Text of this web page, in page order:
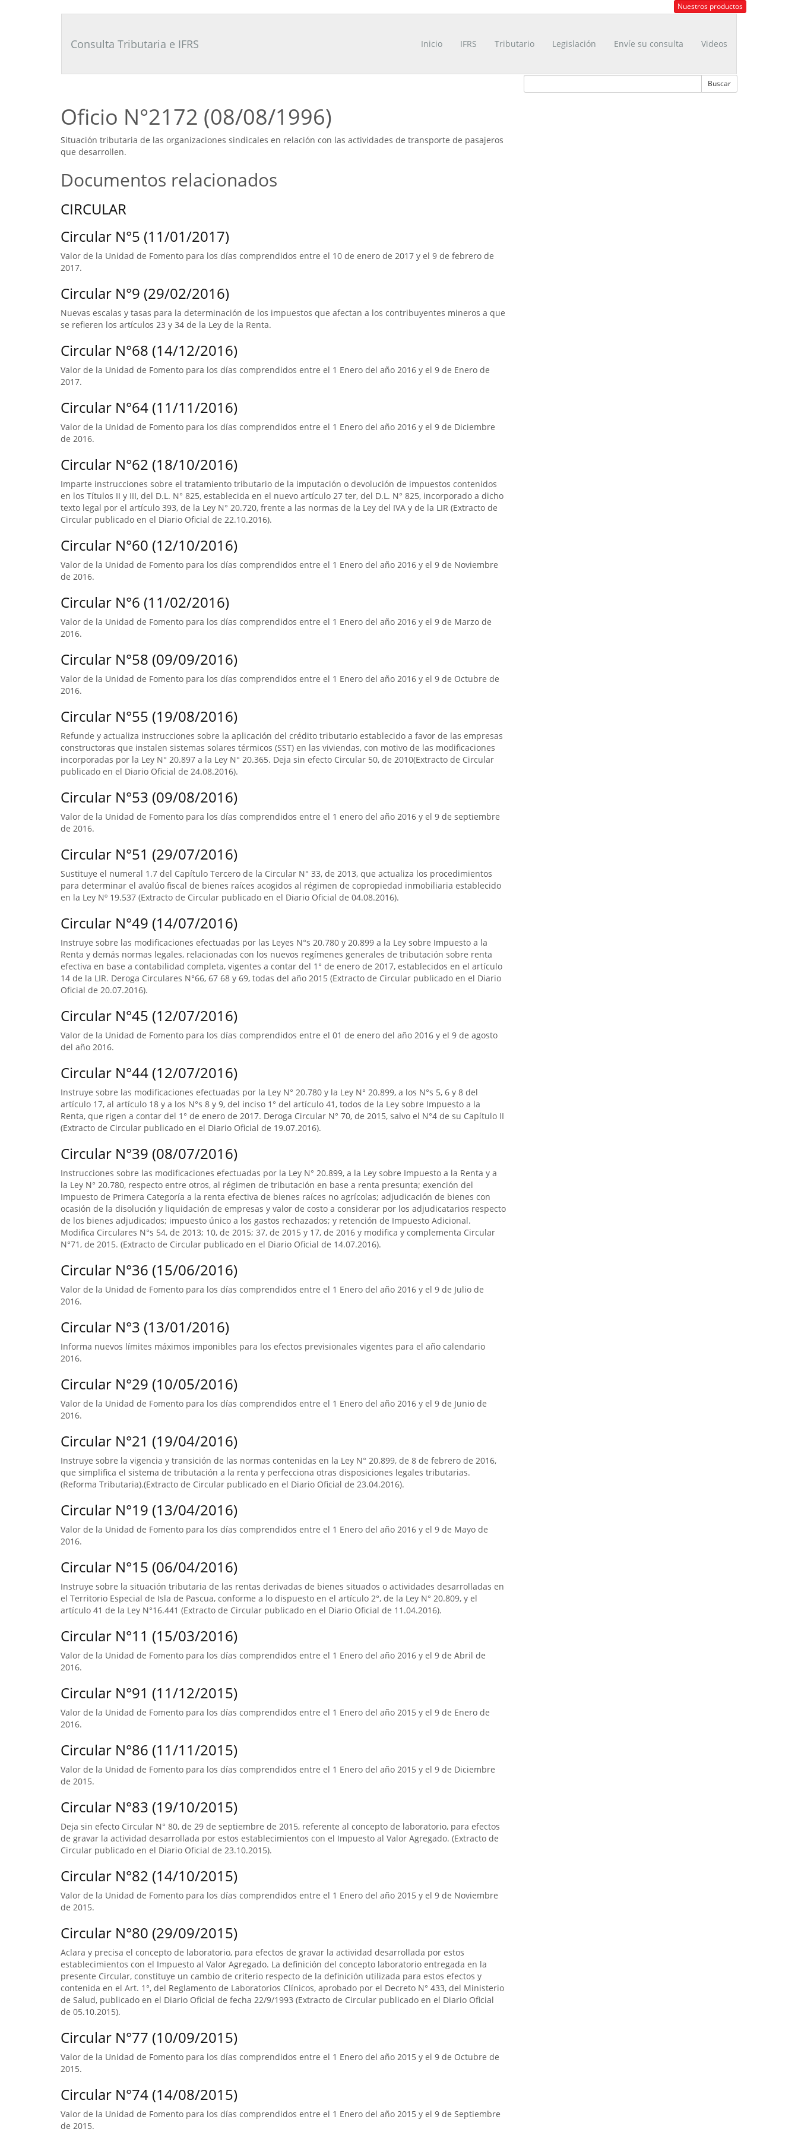
Tributario
Nuestros productos
Consulta Tributaria e IFRS Inicio IFRS Tributario Legislación Envíe su consulta Videos
Oficio N°2172 (08/08/1996)
Situación tributaria de las organizaciones sindicales en relación con las actividades de transporte de pasajeros
que desarrollen.
Documentos relacionados
CIRCULAR
Circular N°5 (11/01/2017)
Valor de la Unidad de Fomento para los días comprendidos entre el 10 de enero de 2017 y el 9 de febrero de
2017.
Circular N°9 (29/02/2016)
Nuevas escalas y tasas para la determinación de los impuestos que afectan a los contribuyentes mineros a que
se refieren los artículos 23 y 34 de la Ley de la Renta.
Circular N°68 (14/12/2016)
Valor de la Unidad de Fomento para los días comprendidos entre el 1 Enero del año 2016 y el 9 de Enero de
2017.
Circular N°64 (11/11/2016)
Valor de la Unidad de Fomento para los días comprendidos entre el 1 Enero del año 2016 y el 9 de Diciembre
de 2016.
Circular N°62 (18/10/2016)
Imparte instrucciones sobre el tratamiento tributario de la imputación o devolución de impuestos contenidos
en los Títulos II y III, del D.L. N° 825, establecida en el nuevo artículo 27 ter, del D.L. N° 825, incorporado a dicho
texto legal por el artículo 393, de la Ley N° 20.720, frente a las normas de la Ley del IVA y de la LIR (Extracto de
Circular publicado en el Diario Oficial de 22.10.2016).
Circular N°60 (12/10/2016)
Valor de la Unidad de Fomento para los días comprendidos entre el 1 Enero del año 2016 y el 9 de Noviembre
de 2016.
Circular N°6 (11/02/2016)
Valor de la Unidad de Fomento para los días comprendidos entre el 1 Enero del año 2016 y el 9 de Marzo de
2016.
Circular N°58 (09/09/2016)
Valor de la Unidad de Fomento para los días comprendidos entre el 1 Enero del año 2016 y el 9 de Octubre de
2016.
Circular N°55 (19/08/2016)
Refunde y actualiza instrucciones sobre la aplicación del crédito tributario establecido a favor de las empresas
constructoras que instalen sistemas solares térmicos (SST) en las viviendas, con motivo de las modificaciones
incorporadas por la Ley N° 20.897 a la Ley N° 20.365. Deja sin efecto Circular 50, de 2010(Extracto de Circular
publicado en el Diario Oficial de 24.08.2016).
Circular N°53 (09/08/2016)
Valor de la Unidad de Fomento para los días comprendidos entre el 1 enero del año 2016 y el 9 de septiembre
de 2016.
Circular N°51 (29/07/2016)
Sustituye el numeral 1.7 del Capítulo Tercero de la Circular N° 33, de 2013, que actualiza los procedimientos
para determinar el avalúo fiscal de bienes raíces acogidos al régimen de copropiedad inmobiliaria establecido
en la Ley Nº 19.537 (Extracto de Circular publicado en el Diario Oficial de 04.08.2016).
Circular N°49 (14/07/2016)
Instruye sobre las modificaciones efectuadas por las Leyes N°s 20.780 y 20.899 a la Ley sobre Impuesto a la
Renta y demás normas legales, relacionadas con los nuevos regímenes generales de tributación sobre renta
efectiva en base a contabilidad completa, vigentes a contar del 1° de enero de 2017, establecidos en el artículo
14 de la LIR. Deroga Circulares N°66, 67 68 y 69, todas del año 2015 (Extracto de Circular publicado en el Diario
Oficial de 20.07.2016).
Circular N°45 (12/07/2016)
Valor de la Unidad de Fomento para los días comprendidos entre el 01 de enero del año 2016 y el 9 de agosto
del año 2016.
Circular N°44 (12/07/2016)
Instruye sobre las modificaciones efectuadas por la Ley N° 20.780 y la Ley N° 20.899, a los N°s 5, 6 y 8 del
artículo 17, al artículo 18 y a los N°s 8 y 9, del inciso 1° del artículo 41, todos de la Ley sobre Impuesto a la
Renta, que rigen a contar del 1° de enero de 2017. Deroga Circular N° 70, de 2015, salvo el N°4 de su Capítulo II
(Extracto de Circular publicado en el Diario Oficial de 19.07.2016).
Circular N°39 (08/07/2016)
Instrucciones sobre las modificaciones efectuadas por la Ley N° 20.899, a la Ley sobre Impuesto a la Renta y a
la Ley N° 20.780, respecto entre otros, al régimen de tributación en base a renta presunta; exención del
Impuesto de Primera Categoría a la renta efectiva de bienes raíces no agrícolas; adjudicación de bienes con
ocasión de la disolución y liquidación de empresas y valor de costo a considerar por los adjudicatarios respecto
de los bienes adjudicados; impuesto único a los gastos rechazados; y retención de Impuesto Adicional.
Modifica Circulares N°s 54, de 2013; 10, de 2015; 37, de 2015 y 17, de 2016 y modifica y complementa Circular
N°71, de 2015. (Extracto de Circular publicado en el Diario Oficial de 14.07.2016).
Circular N°36 (15/06/2016)
Valor de la Unidad de Fomento para los días comprendidos entre el 1 Enero del año 2016 y el 9 de Julio de
2016.
Circular N°3 (13/01/2016)
Informa nuevos límites máximos imponibles para los efectos previsionales vigentes para el año calendario
2016.
Circular N°29 (10/05/2016)
Valor de la Unidad de Fomento para los días comprendidos entre el 1 Enero del año 2016 y el 9 de Junio de
2016.
Circular N°21 (19/04/2016)
Instruye sobre la vigencia y transición de las normas contenidas en la Ley N° 20.899, de 8 de febrero de 2016,
que simplifica el sistema de tributación a la renta y perfecciona otras disposiciones legales tributarias.
(Reforma Tributaria).(Extracto de Circular publicado en el Diario Oficial de 23.04.2016).
Circular N°19 (13/04/2016)
Valor de la Unidad de Fomento para los días comprendidos entre el 1 Enero del año 2016 y el 9 de Mayo de
2016.
Circular N°15 (06/04/2016)
Instruye sobre la situación tributaria de las rentas derivadas de bienes situados o actividades desarrolladas en
el Territorio Especial de Isla de Pascua, conforme a lo dispuesto en el artículo 2°, de la Ley N° 20.809, y el
artículo 41 de la Ley N°16.441 (Extracto de Circular publicado en el Diario Oficial de 11.04.2016).
Circular N°11 (15/03/2016)
Valor de la Unidad de Fomento para los días comprendidos entre el 1 Enero del año 2016 y el 9 de Abril de
2016.
Circular N°91 (11/12/2015)
Valor de la Unidad de Fomento para los días comprendidos entre el 1 Enero del año 2015 y el 9 de Enero de
2016.
Circular N°86 (11/11/2015)
Valor de la Unidad de Fomento para los días comprendidos entre el 1 Enero del año 2015 y el 9 de Diciembre
de 2015.
Circular N°83 (19/10/2015)
Deja sin efecto Circular N° 80, de 29 de septiembre de 2015, referente al concepto de laboratorio, para efectos
de gravar la actividad desarrollada por estos establecimientos con el Impuesto al Valor Agregado. (Extracto de
Circular publicado en el Diario Oficial de 23.10.2015).
Circular N°82 (14/10/2015)
Valor de la Unidad de Fomento para los días comprendidos entre el 1 Enero del año 2015 y el 9 de Noviembre
de 2015.
Circular N°80 (29/09/2015)
Aclara y precisa el concepto de laboratorio, para efectos de gravar la actividad desarrollada por estos
establecimientos con el Impuesto al Valor Agregado. La definición del concepto laboratorio entregada en la
presente Circular, constituye un cambio de criterio respecto de la definición utilizada para estos efectos y
contenida en el Art. 1°, del Reglamento de Laboratorios Clínicos, aprobado por el Decreto N° 433, del Ministerio
de Salud, publicado en el Diario Oficial de fecha 22/9/1993 (Extracto de Circular publicado en el Diario Oficial
de 05.10.2015).
Circular N°77 (10/09/2015)
Valor de la Unidad de Fomento para los días comprendidos entre el 1 Enero del año 2015 y el 9 de Octubre de
2015.
Circular N°74 (14/08/2015)
Valor de la Unidad de Fomento para los días comprendidos entre el 1 Enero del año 2015 y el 9 de Septiembre
de 2015.